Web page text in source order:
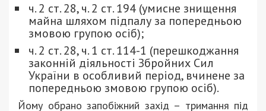
ч. 2 ст. 28, ч. 2 ст. 194 (умисне знищення
майна шляхом підпалу за попередньою
змовою групою осіб);
ч. 2 ст. 28, ч. 1 ст. 114-1 (перешкоджання
законній діяльності Збройних Сил
України в особливий період, вчинене за
попередньою змовою групою осіб).
Йому обрано запобіжний захід – тримання під